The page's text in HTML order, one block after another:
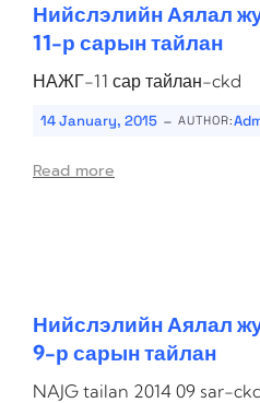
Нийслэлийн Аялал
11-р сарын тайлан
НАЖГ-11 сар тайлан-ckd
14 January, 2015 - AUTHOR:
Read more
Нийслэлийн Аялал
9-р сарын тайлан
NAJG tailan 2014 09 sar-